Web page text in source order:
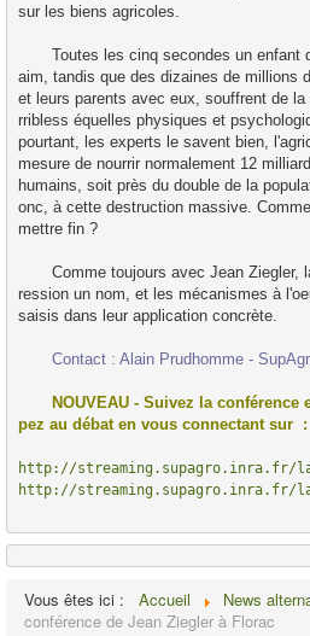
sur les biens agricoles.
aim, tandis que des dizaines de millions
et leurs parents avec eux, souffrent de
rribless équelles physiques et
pourtant, les experts le savent bien,
mesure de nourrir normalement 12
humains, soit près du double de la
onc, à cette destruction massive.
mettre fin ?
ression un nom, et les mécanismes à
saisis dans leur application concrète.
Contact : Alain Prudhomme -
pez au débat en vous connectant sur  :
http://streaming.supagro.inra.fr/
http://streaming.supagro.inra.fr/
Vous êtes ici : Accueil
News
conférence de Jean Ziegler à Florac